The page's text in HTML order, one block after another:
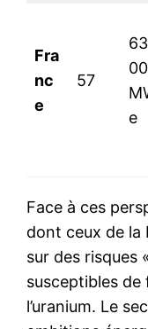
Fra
nc
e
57
e
Face à ces
dont ceux de la
sur des risques
susceptibles
l’uranium. Le